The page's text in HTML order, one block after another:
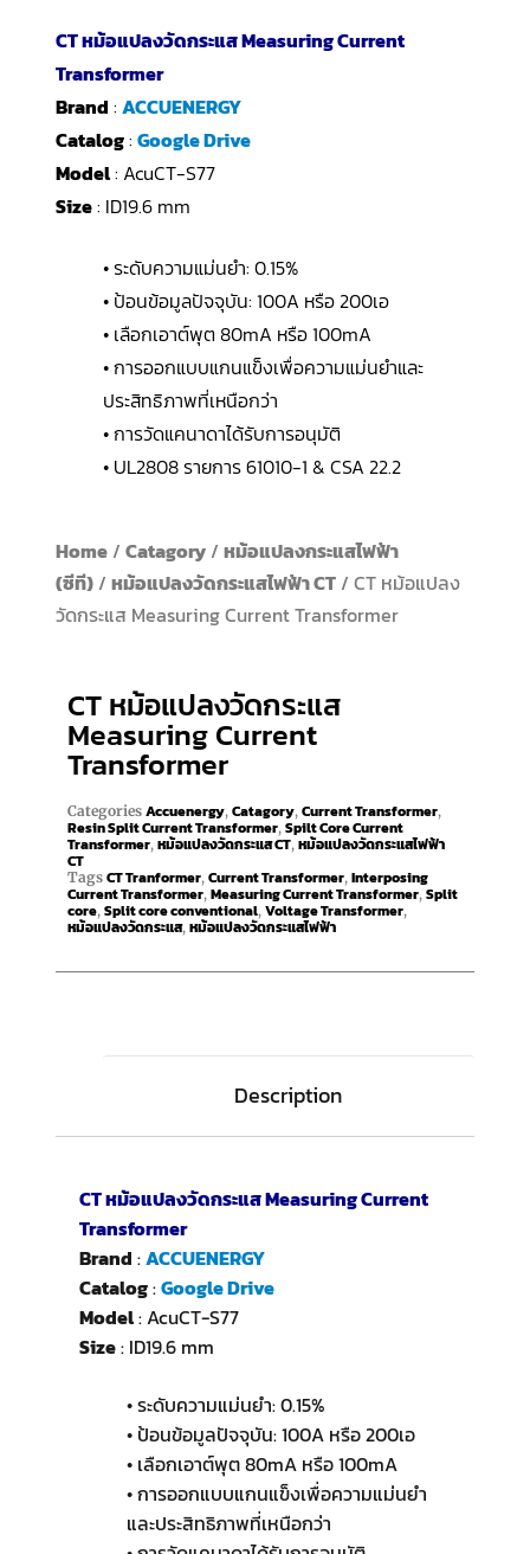
CT หม้อแปลงวัดกระแส Measuring Current
Transformer
Brand : ACCUENERGY
Catalog: Google Drive
Model: AcuCT-S77
Size: ID19.6 mm
• ระดับความแม่นยำ: 0.15%
• ป้อนข้อมูลปัจจุบัน: 100A หรือ 200เอ
• เลือกเอาต์พุต 80mA หรือ 100mA
• การออกแบบแกนแข็งเพื่อความแม่นยำและ
ประสิทธิภาพที่เหนือกว่า
• การวัดแคนาดาได้รับการอนุมัติ
• UL2808 รายการ 61010-1 & CSA 22.2
Home/ Catagory/ หม้อแปลงกระแสไฟฟ้า
(ซีที)/ หม้อแปลงวัดกระแสไฟฟ้า CT/ CT หม้อแปลง
วัดกระแส Measuring Current Transformer
CT หม้อแปลงวัดกระแส
Measuring Current
Transformer
Categories Accuenergy, Catagory, Current Transformer,
Resin Split Current Transformer, Spilt Core Current
Transformer, หม้อแปลงวัดกระแส CT, หม้อแปลงวัดกระแสไฟฟ้า
CT
Tags CT Tranformer, Current Transformer, Interposing
Current Transformer, Measuring Current Transformer, Split
core, Split core conventional, Voltage Transformer,
หม้อแปลงวัดกระแส, หม้อแปลงวัดกระแสไฟฟ้า
Description
CT หม้อแปลงวัดกระแส Measuring Current
Transformer
Brand :ACCUENERGY
Catalog:Google Drive
Model: AcuCT-S77
Size: ID19.6 mm
• ระดับความแม่นยำ: 0.15%
• ป้อนข้อมูลปัจจุบัน: 100A หรือ 200เอ
• เลือกเอาต์พุต 80mA หรือ 100mA
• การออกแบบแกนแข็งเพื่อความแม่นยำ
และประสิทธิภาพที่เหนือกว่า